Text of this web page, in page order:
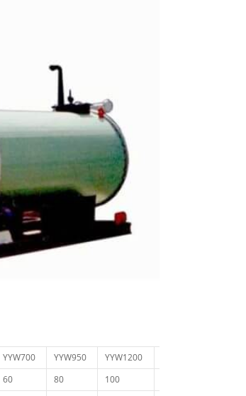
YYW700 YYW950 YYW1200
60 80 100